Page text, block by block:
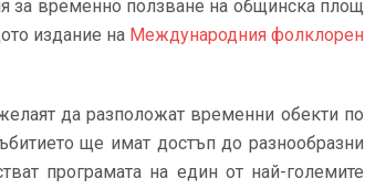
за временно ползване на общинска площ
издание на Международния фолклорен
да разположат временни обекти по
ще имат достъп до разнообразни
програмата на един от най-големите